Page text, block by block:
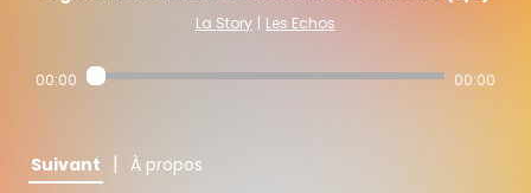
La Story | Les Echos
00:00 00:00
Suivant | À propos